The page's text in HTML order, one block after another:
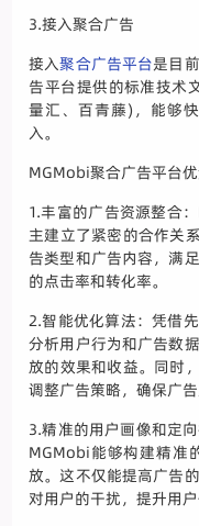
3.接入聚合广告
接入聚合广告平台是目
告平台提供的标准技术
量汇、百青藤)，能够
入。
MGMobi聚合广告平台优
1.丰富的广告资源整合
主建立了紧密的合作关
告类型和广告内容，满
的点击率和转化率。
2.智能优化算法：凭借
分析用户行为和广告数
放的效果和收益。同时
调整广告策略，确保广告
3.精准的用户画像和定
MGMobi能够构建精准
放。这不仅能提高广告
对用户的干扰，提升用户